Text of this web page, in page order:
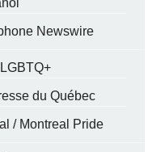
Newswire
du Québec
/ Montreal Pride